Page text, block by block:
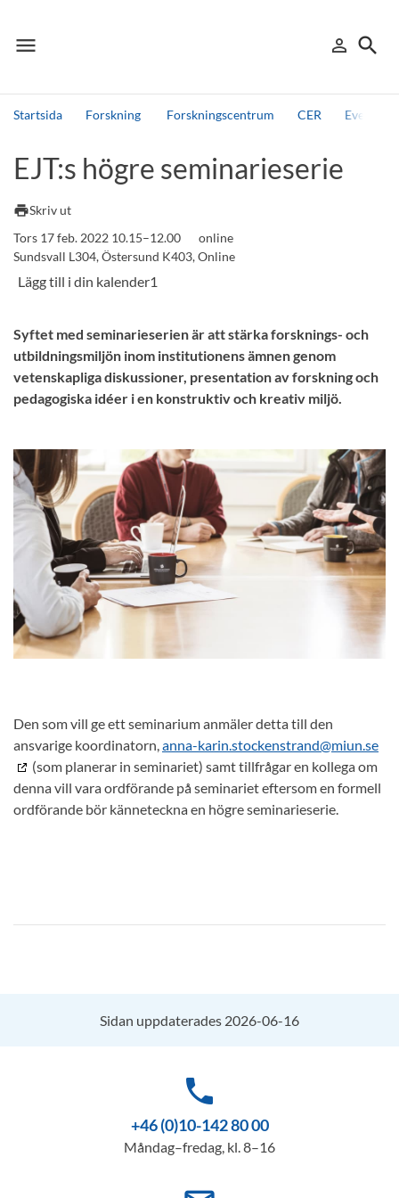
menu
Meny person_outline
Logga in
search
Sök
Startsida Forskning Forskningscentrum CER Events,
Andra söktjänster
Detta är vår testmiljö - endast testdata
EJT:s högre seminarieserie
printSkriv ut
Tors 17 feb. 2022 10.15–12.00
online
Sundsvall L304, Östersund K403, Online
Syftet med seminarieserien är att stärka forsknings- och
utbildningsmiljön inom institutionens ämnen genom
vetenskapliga diskussioner, presentation av forskning och
pedagogiska idéer i en konstruktiv och kreativ miljö.
Den som vill ge ett seminarium anmäler detta till den
ansvarige koordinatorn,anna-karin.stockenstrand@miun.se
(som planerar in seminariet) samt tillfrågar en kollega om
denna vill vara ordförande på seminariet eftersom en formell
ordförande bör känneteckna en högre seminarieserie.
Sidan uppdaterades 2026-06-16
phone
+46 (0)10-142 80 00
Måndag–fredag, kl. 8–16